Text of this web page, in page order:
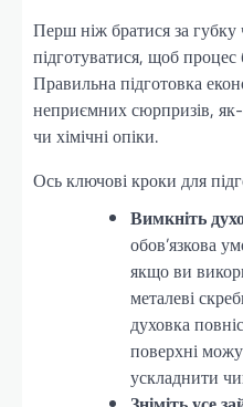
Перш ніж братися за губку
підготуватися, щоб
Правильна підготовка
неприємних сюрпризів,
чи хімічні опіки.
Ось ключові кроки для
Вимкніть
обов’язкова
якщо ви
металеві
духовка
поверхні
ускладнити